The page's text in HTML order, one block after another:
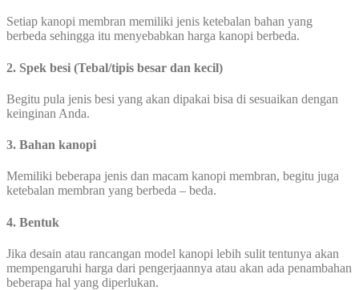
Setiap kanopi membran memiliki jenis ketebalan bahan yang
berbeda sehingga itu menyebabkan harga kanopi berbeda.
2. Spek besi (Tebal/tipis besar dan kecil)
Begitu pula jenis besi yang akan dipakai bisa di sesuaikan dengan
keinginan Anda.
3. Bahan kanopi
Memiliki beberapa jenis dan macam kanopi membran, begitu juga
ketebalan membran yang berbeda – beda.
4. Bentuk
Jika desain atau rancangan model kanopi lebih sulit tentunya akan
mempengaruhi harga dari pengerjaannya atau akan ada penambahan
beberapa hal yang diperlukan.